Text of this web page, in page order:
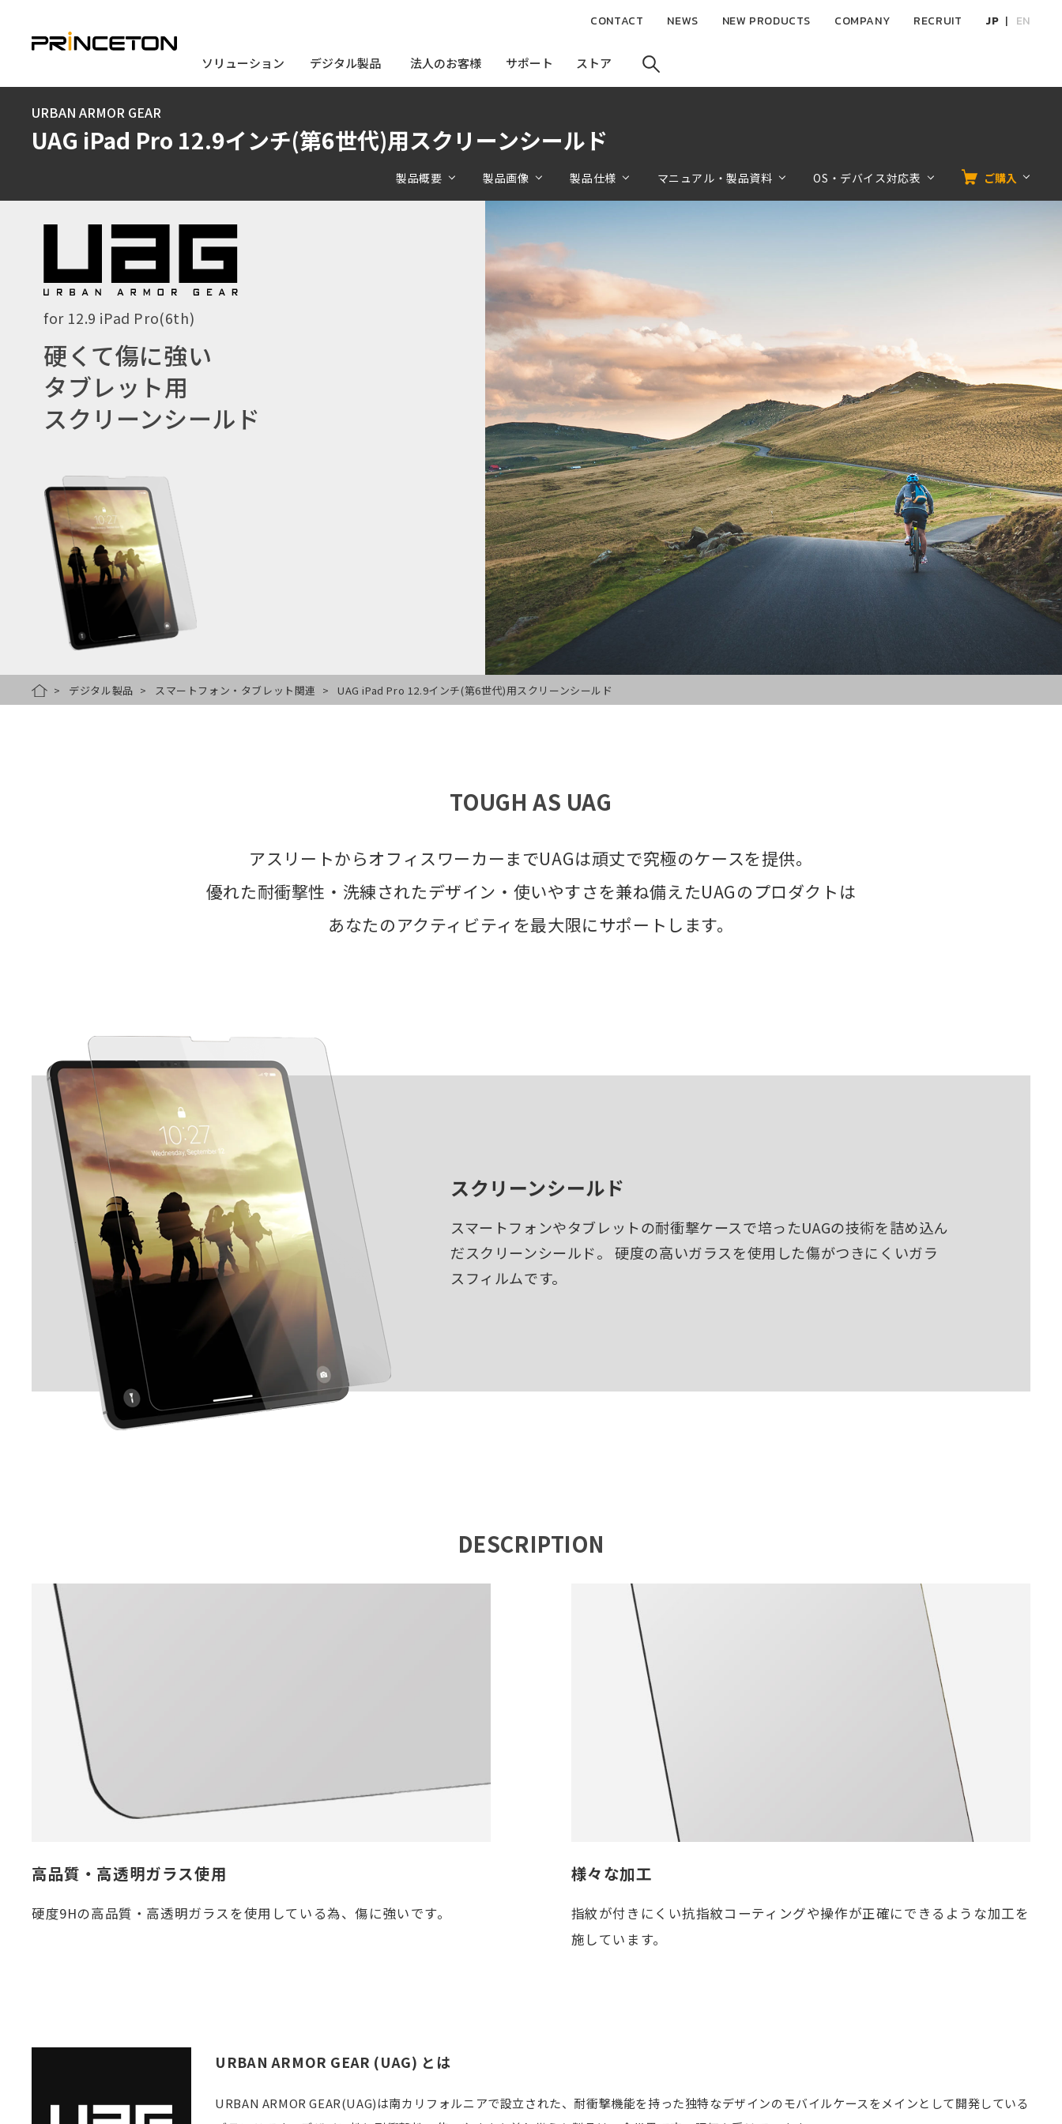
ン
ソリューション
ソリューション デジタル製品
デジタル製品 法人のお客様
法人のお客様 サポート
サポート ストア
ストア
CONTACT NEWS NEW PRODUCTS COMPANY RECRUIT JP EN
URBAN ARMOR GEAR
UAG iPad Pro 12.9インチ(第6世代)用スクリーンシールド
製品概要 製品画像 製品仕様 マニュアル・製品資料 OS・デバイス対応表 ご購入
for 12.9 iPad Pro(6th)
硬くて傷に強い
タブレット用
スクリーンシールド
HOMEデジタル製品 スマートフォン・タブレット関連 UAG iPad Pro 12.9インチ(第6世代)用スクリーンシールド
TOUGH AS UAG
アスリートからオフィスワーカーまでUAGは頑丈で究極のケースを提供。
優れた耐衝撃性・洗練されたデザイン・使いやすさを兼ね備えたUAGのプロダクトは
あなたのアクティビティを最大限にサポートします。
スクリーンシールド
スマートフォンやタブレットの耐衝撃ケースで培ったUAGの技術を詰め込ん
だスクリーンシールド。 硬度の高いガラスを使用した傷がつきにくいガラ
スフィルムです。
DESCRIPTION
高品質・高透明ガラス使用
硬度9Hの高品質・高透明ガラスを使用している為、傷に強いです。
様々な加工
指紋が付きにくい抗指紋コーティングや操作が正確にできるような加工を
施しています。
URBAN ARMOR GEAR (UAG) とは
URBAN ARMOR GEAR(UAG)は南カリフォルニアで設立された、耐衝撃機能を持った独特なデザインのモバイルケースをメインとして開発している